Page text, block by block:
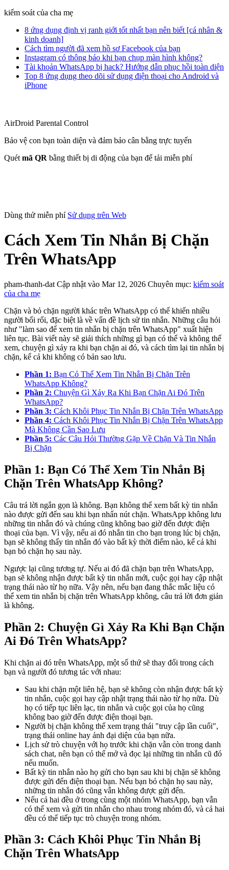
kiểm soát của cha mẹ
8 ứng dụng định vị ranh giới tốt nhất bạn nên biết [cá nhân &
kinh doanh]
Cách tìm người đã xem hồ sơ Facebook của bạn
Instagram có thông báo khi bạn chụp màn hình không?
Tài khoản WhatsApp bị hack? Hướng dẫn phục hồi toàn diện
Top 8 ứng dụng theo dõi sử dụng điện thoại cho Android và
iPhone
AirDroid Parental Control
Bảo vệ con bạn toàn diện và đảm bảo cân bằng trực tuyến
Quét mã QR bằng thiết bị di động của bạn để tải miễn phí
Dùng thử miễn phí Sử dụng trên Web
Cách Xem Tin Nhắn Bị Chặn
Trên WhatsApp
pham-thanh-dat Cập nhật vào Mar 12, 2026 Chuyên mục: kiểm soát
của cha mẹ
Chặn và bỏ chặn người khác trên WhatsApp có thể khiến nhiều
người bối rối, đặc biệt là về vấn đề lịch sử tin nhắn. Những câu hỏi
như "làm sao để xem tin nhắn bị chặn trên WhatsApp" xuất hiện
liên tục. Bài viết này sẽ giải thích những gì bạn có thể và không thể
xem, chuyện gì xảy ra khi bạn chặn ai đó, và cách tìm lại tin nhắn bị
chặn, kể cả khi không có bản sao lưu.
Phần 1: Bạn Có Thể Xem Tin Nhắn Bị Chặn Trên
WhatsApp Không?
Phần 2: Chuyện Gì Xảy Ra Khi Bạn Chặn Ai Đó Trên
WhatsApp?
Phần 3: Cách Khôi Phục Tin Nhắn Bị Chặn Trên WhatsApp
Phần 4: Cách Khôi Phục Tin Nhắn Bị Chặn Trên WhatsApp
Mà Không Cần Sao Lưu
Phần 5: Các Câu Hỏi Thường Gặp Về Chặn Và Tin Nhắn
Bị Chặn
Phần 1: Bạn Có Thể Xem Tin Nhắn Bị
Chặn Trên WhatsApp Không?
Câu trả lời ngắn gọn là không. Bạn không thể xem bất kỳ tin nhắn
nào được gửi đến sau khi bạn nhấn nút chặn. WhatsApp không lưu
những tin nhắn đó và chúng cũng không bao giờ đến được điện
thoại của bạn. Vì vậy, nếu ai đó nhắn tin cho bạn trong lúc bị chặn,
bạn sẽ không thấy tin nhắn đó vào bất kỳ thời điểm nào, kể cả khi
bạn bỏ chặn họ sau này.
Ngược lại cũng tương tự. Nếu ai đó đã chặn bạn trên WhatsApp,
bạn sẽ không nhận được bất kỳ tin nhắn mới, cuộc gọi hay cập nhật
trạng thái nào từ họ nữa. Vậy nên, nếu bạn đang thắc mắc liệu có
thể xem tin nhắn bị chặn trên WhatsApp không, câu trả lời đơn giản
là không.
Phần 2: Chuyện Gì Xảy Ra Khi Bạn Chặn
Ai Đó Trên WhatsApp?
Khi chặn ai đó trên WhatsApp, một số thứ sẽ thay đổi trong cách
bạn và người đó tương tác với nhau:
Sau khi chặn một liên hệ, bạn sẽ không còn nhận được bất kỳ
tin nhắn, cuộc gọi hay cập nhật trạng thái nào từ họ nữa. Dù
họ có tiếp tục liên lạc, tin nhắn và cuộc gọi của họ cũng
không bao giờ đến được điện thoại bạn.
Người bị chặn không thể xem trạng thái "truy cập lần cuối",
trạng thái online hay ảnh đại diện của bạn nữa.
Lịch sử trò chuyện với họ trước khi chặn vẫn còn trong danh
sách chat, nên bạn có thể mở và đọc lại những tin nhắn cũ đó
nếu muốn.
Bất kỳ tin nhắn nào họ gửi cho bạn sau khi bị chặn sẽ không
được gửi đến điện thoại bạn. Nếu bạn bỏ chặn họ sau này,
những tin nhắn đó cũng vẫn không được gửi đến.
Nếu cả hai đều ở trong cùng một nhóm WhatsApp, bạn vẫn
có thể xem và gửi tin nhắn cho nhau trong nhóm đó, và cả hai
đều có thể tiếp tục trò chuyện trong nhóm.
Phần 3: Cách Khôi Phục Tin Nhắn Bị
Chặn Trên WhatsApp